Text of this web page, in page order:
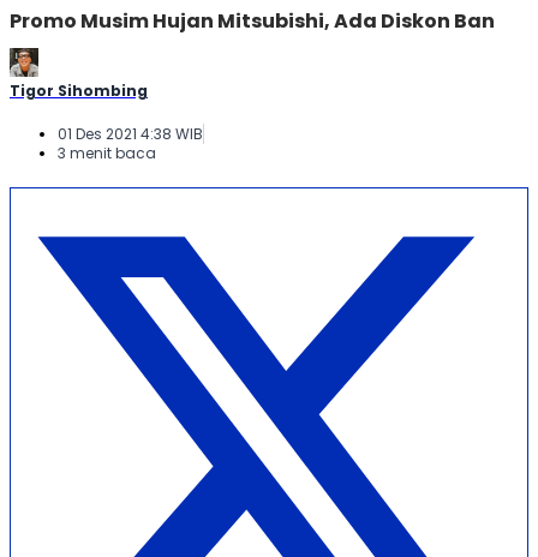
Promo Musim Hujan Mitsubishi, Ada Diskon Ban
Tigor Sihombing
01 Des 2021 4:38 WIB
3 menit baca